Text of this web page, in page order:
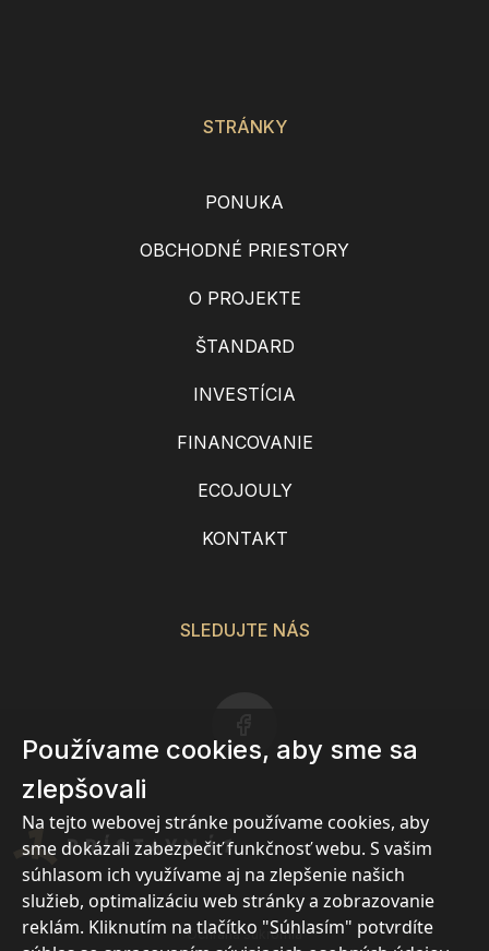
STRÁNKY
PONUKA
OBCHODNÉ PRIESTORY
O PROJEKTE
ŠTANDARD
INVESTÍCIA
FINANCOVANIE
ECOJOULY
KONTAKT
SLEDUJTE NÁS
Ochrana súkromia
Používame cookies, aby sme sa
zlepšovali
Na tejto webovej stránke používame cookies, aby
sme dokázali zabezpečiť funkčnosť webu. S vašim
súhlasom ich využívame aj na zlepšenie našich
služieb, optimalizáciu web stránky a zobrazovanie
reklám. Kliknutím na tlačítko "Súhlasím" potvrdíte